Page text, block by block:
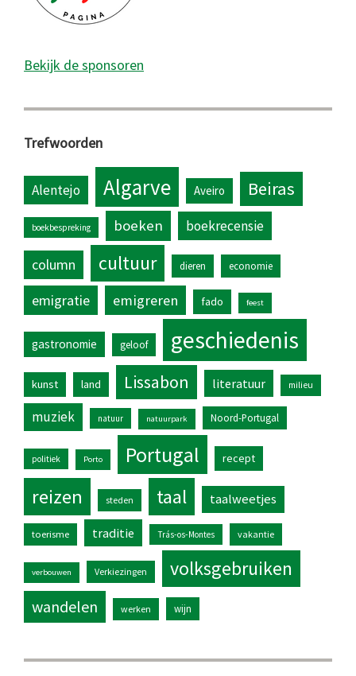
Bekijk de sponsoren
Trefwoorden
Alentejo Algarve Aveiro Beiras
boekbespreking boeken boekrecensie
column cultuur dieren economie
emigratie emigreren fado feest
gastronomie geloof geschiedenis
kunst land Lissabon literatuur milieu
muziek natuur natuurpark Noord-Portugal
politiek Porto Portugal recept
reizen steden taal taalweetjes
toerisme traditie Trás-os-Montes vakantie
verbouwen Verkiezingen volksgebruiken
wandelen werken wijn